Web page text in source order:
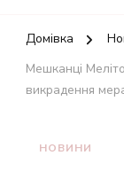
Домівка
Мешканці
викрадення
НОВИНИ